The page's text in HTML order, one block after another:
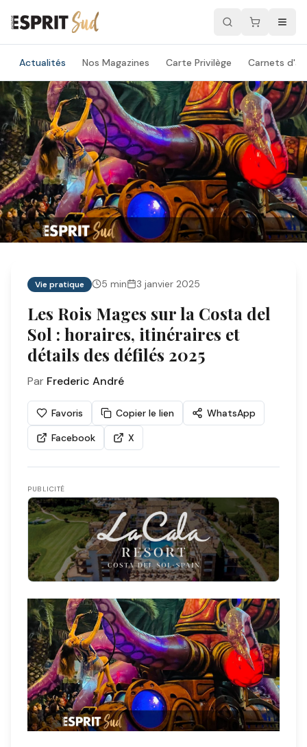
Actualités Nos Magazines Carte Privilège Carnets
Vie pratique 5 min 3 janvier 2025
Les Rois Mages sur la Costa del
Sol : horaires, itinéraires et
détails des défilés 2025
Par Frederic André
Favoris Copier le lien
WhatsApp
Facebook
X
PUBLICITÉ